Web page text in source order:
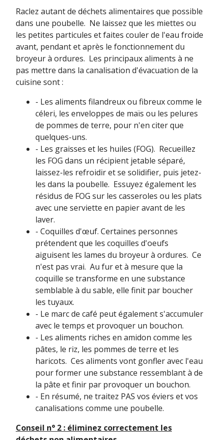
Raclez autant de déchets alimentaires que possible
dans une poubelle. Ne laissez que les miettes ou
les petites particules et faites couler de l'eau froide
avant, pendant et après le fonctionnement du
broyeur à ordures. Les principaux aliments à ne
pas mettre dans la canalisation d'évacuation de la
cuisine sont :
- Les aliments filandreux ou fibreux comme le
céleri, les enveloppes de maïs ou les pelures
de pommes de terre, pour n'en citer que
quelques-uns.
- Les graisses et les huiles (FOG). Recueillez
les FOG dans un récipient jetable séparé,
laissez-les refroidir et se solidifier, puis jetez-
les dans la poubelle. Essuyez également les
résidus de FOG sur les casseroles ou les plats
avec une serviette en papier avant de les
laver.
- Coquilles d'œuf. Certaines personnes
prétendent que les coquilles d'oeufs
aiguisent les lames du broyeur à ordures. Ce
n'est pas vrai. Au fur et à mesure que la
coquille se transforme en une substance
semblable à du sable, elle finit par boucher
les tuyaux.
- Le marc de café peut également s'accumuler
avec le temps et provoquer un bouchon.
- Les aliments riches en amidon comme les
pâtes, le riz, les pommes de terre et les
haricots. Ces aliments vont gonfler avec l'eau
pour former une substance ressemblant à de
la pâte et finir par provoquer un bouchon.
- En résumé, ne traitez PAS vos éviers et vos
canalisations comme une poubelle.
Conseil n° 2 : éliminez correctement les